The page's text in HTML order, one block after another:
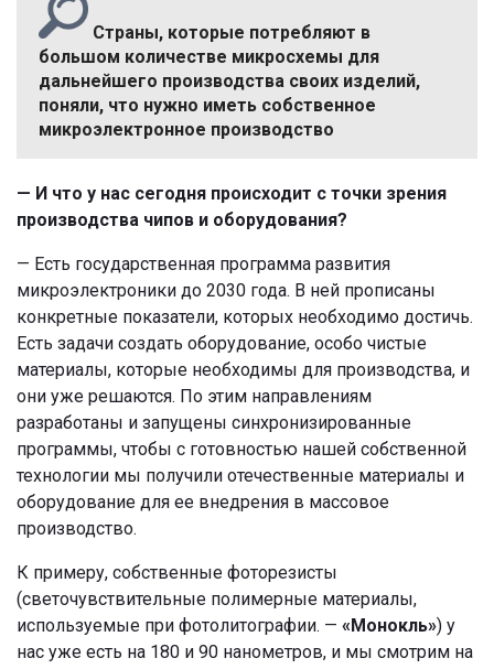
Страны, которые потребляют в
большом количестве микросхемы для
дальнейшего производства своих изделий,
поняли, что нужно иметь собственное
микроэлектронное производство
— И что у нас сегодня происходит с точки зрения
производства чипов и оборудования?
— Есть государственная программа развития
микроэлектроники до 2030 года. В ней прописаны
конкретные показатели, которых необходимо достичь.
Есть задачи создать оборудование, особо чистые
материалы, которые необходимы для производства, и
они уже решаются. По этим направлениям
разработаны и запущены синхронизированные
программы, чтобы с готовностью нашей собственной
технологии мы получили отечественные материалы и
оборудование для ее внедрения в массовое
производство.
К примеру, собственные фоторезисты
(светочувствительные полимерные материалы,
используемые при фотолитографии. — «Монокль») у
нас уже есть на 180 и 90 нанометров, и мы смотрим на